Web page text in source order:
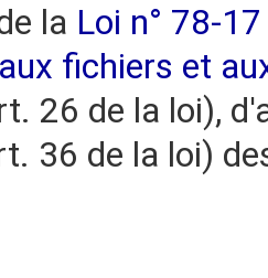
la Loi n° 78-
fichiers et
26 de la loi),
36 de la loi)